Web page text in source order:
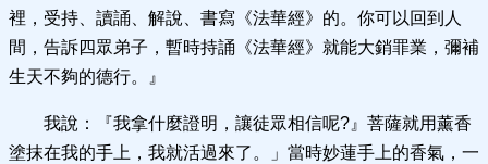
裡，受持、讀誦、解說、書寫《法華經》的。你可以回到人
間，告訴四眾弟子，暫時持誦《法華經》就能大銷罪業，彌補
生天不夠的德行。』
我說：『我拿什麼證明，讓徒眾相信呢?』菩薩就用薰香
塗抹在我的手上，我就活過來了。」當時妙蓮手上的香氣，一